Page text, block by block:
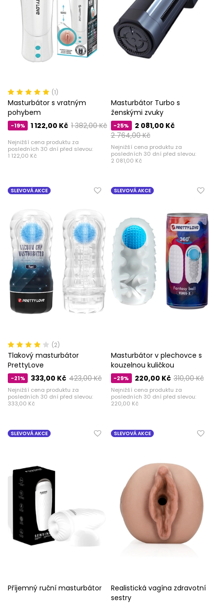
(1)
Masturbátor s vratným
pohybem
-19% 1 382,00 Kč
1 122,00 Kč
Nejnižší cena produktu za
posledních 30 dní před slevou:
1 122,00 Kč
Masturbátor Turbo s
ženskými zvuky
-25%
2 764,00 Kč
2 081,00 Kč
Nejnižší cena produktu za
posledních 30 dní před slevou:
2 081,00 Kč
SLEVOVÁ AKCE
(2)
Tlakový masturbátor
PrettyLove
-21% 423,00 Kč
333,00 Kč
Nejnižší cena produktu za
posledních 30 dní před slevou:
333,00 Kč
SLEVOVÁ AKCE
Masturbátor v plechovce s
kouzelnou kuličkou
-29% 310,00 Kč
220,00 Kč
Nejnižší cena produktu za
posledních 30 dní před slevou:
220,00 Kč
SLEVOVÁ AKCE
Příjemný ruční masturbátor
SLEVOVÁ AKCE
Realistická vagína zdravotní
sestry